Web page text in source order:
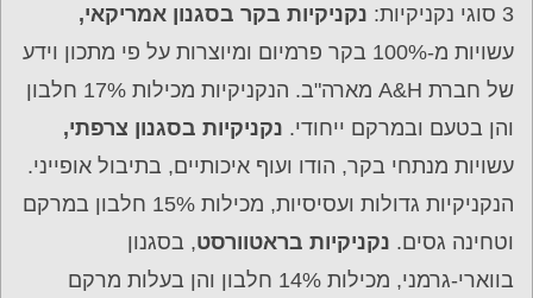
3 סוגי נקניקיות:
נקניקיות בקר בסגנון אמריקאי,
עשויות מ-100% בקר פרמיום ומיוצרות על פי מתכון וידע
של חברת A&H מארה"ב. הנקניקיות מכילות 17% חלבון
והן בטעם ובמרקם ייחודי. נקניקיות בסגנון צרפתי,
עשויות מנתחי בקר, הודו ועוף איכותיים, בתיבול אופייני.
הנקניקיות גדולות ועסיסיות, מכילות 15% חלבון במרקם
וטחינה גסים. נקניקיות בראטוורסט, בסגנון
בווארי-גרמני, מכילות 14% חלבון והן בעלות מרקם